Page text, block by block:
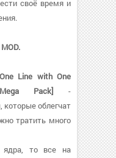
своё время и
Line with One
Pack] -
облегчат
тратить много
ядра, то все на